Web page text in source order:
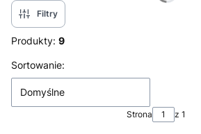
Filtry
Produkty: 9
Lista produktów
Sortowanie:
Domyślne
Strona z 1